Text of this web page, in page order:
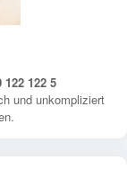
122 122 5
und unkompliziert